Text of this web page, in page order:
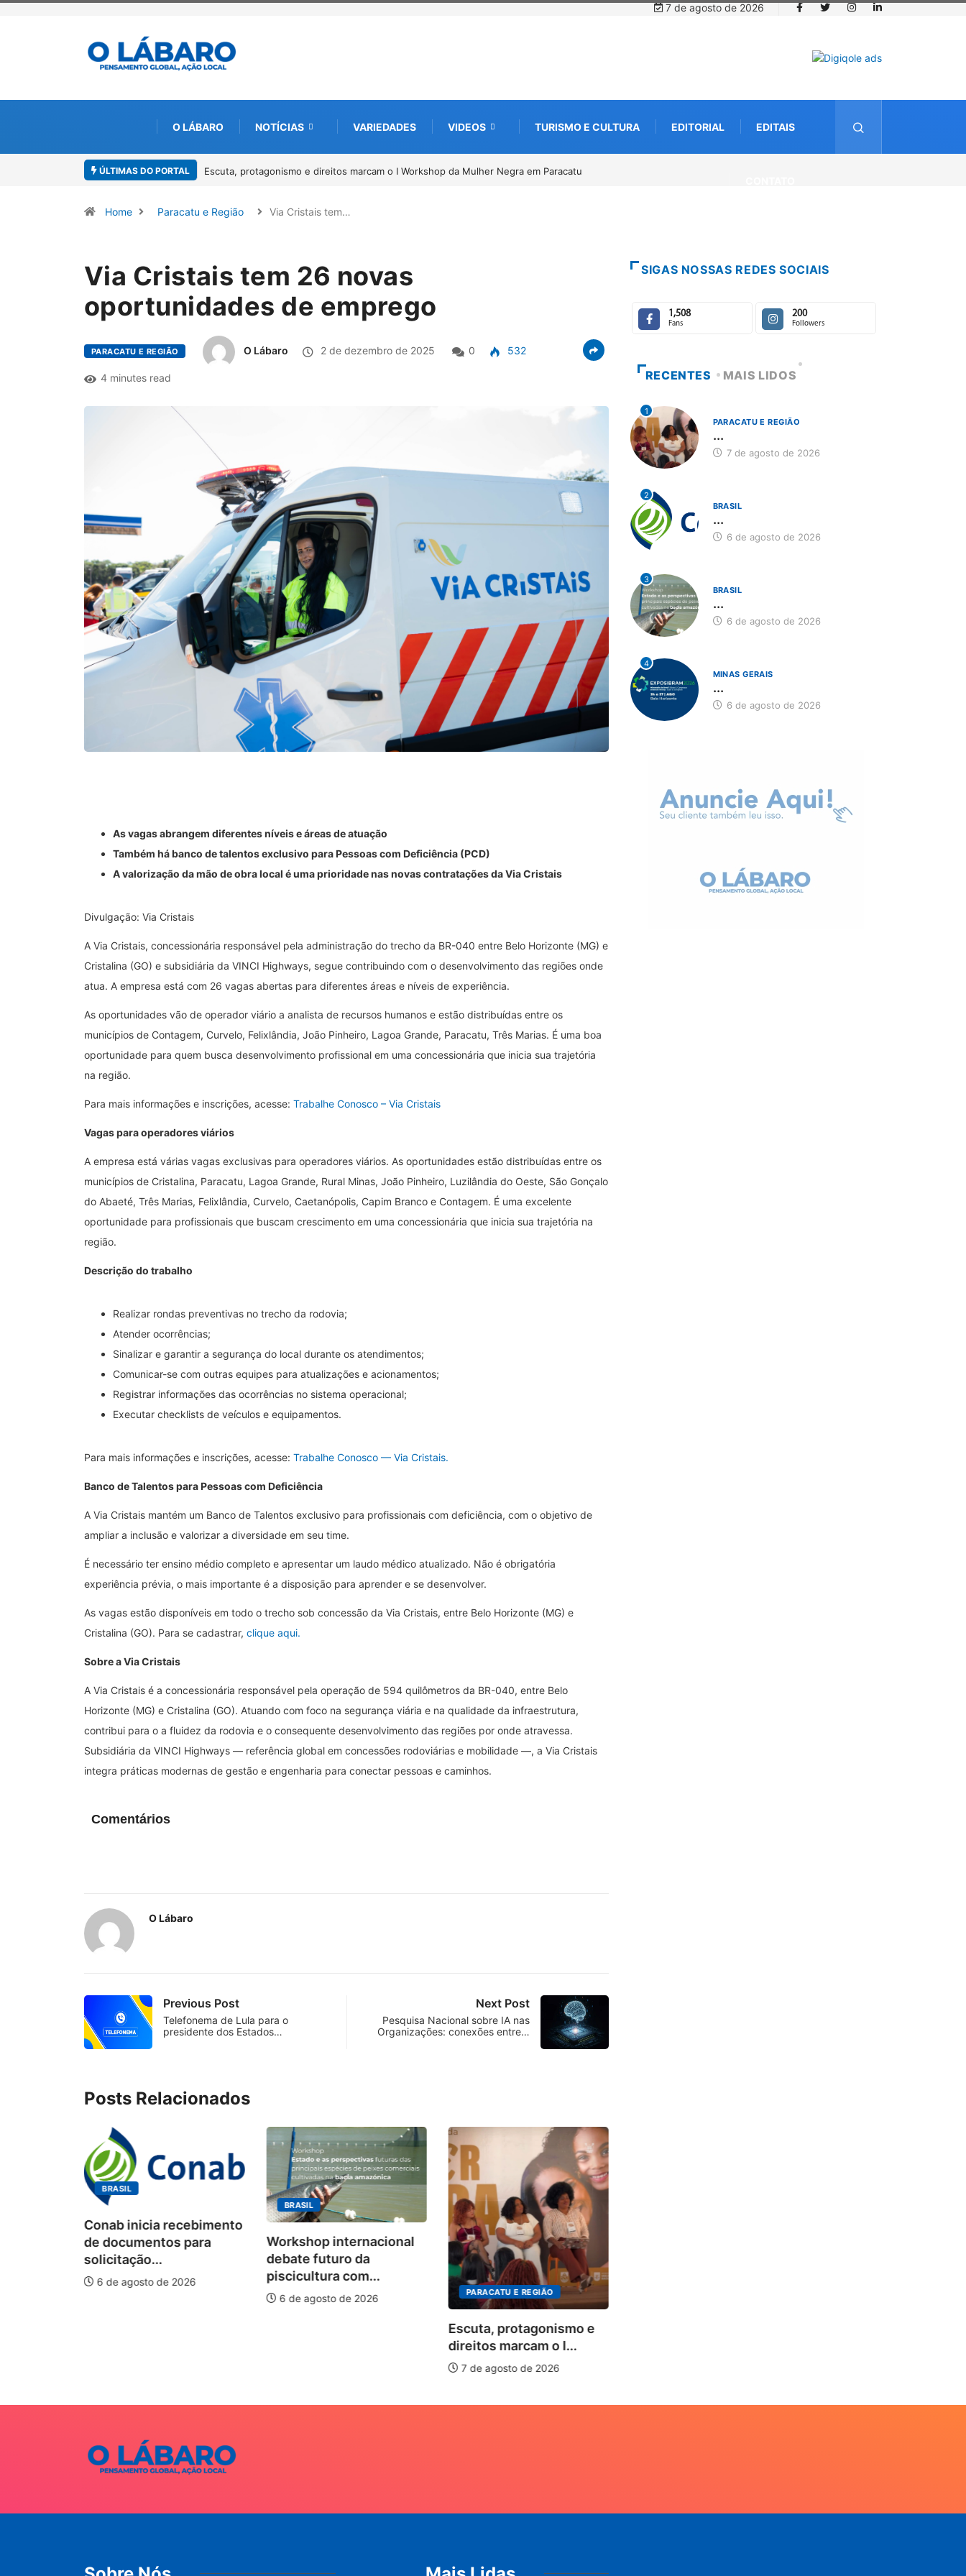
7 de agosto de 2026
O LÁBARO NOTÍCIAS VARIEDADES VIDEOS TURISMO E CULTURA EDITORIAL EDITAIS
ÚLTIMAS DO PORTAL Conab inicia recebimento de documentos para solicitação do benefício do PSA Pirarucu
Home Paracatu e Região Via Cristais tem…
Via Cristais tem 26 novas
oportunidades de emprego
PARACATU E REGIÃO O Lábaro 2 de dezembro de 2025 0 532
4 minutes read
As vagas abrangem diferentes níveis e áreas de atuação
Também há banco de talentos exclusivo para Pessoas com Deficiência (PCD)
A valorização da mão de obra local é uma prioridade nas novas contratações da Via Cristais
Divulgação: Via Cristais
A Via Cristais, concessionária responsável pela administração do trecho da BR-040 entre Belo Horizonte (MG) e
Cristalina (GO) e subsidiária da VINCI Highways, segue contribuindo com o desenvolvimento das regiões onde
atua. A empresa está com 26 vagas abertas para diferentes áreas e níveis de experiência.
As oportunidades vão de operador viário a analista de recursos humanos e estão distribuídas entre os
municípios de Contagem, Curvelo, Felixlândia, João Pinheiro, Lagoa Grande, Paracatu, Três Marias. É uma boa
oportunidade para quem busca desenvolvimento profissional em uma concessionária que inicia sua trajetória
na região.
Para mais informações e inscrições, acesse: Trabalhe Conosco – Via Cristais
Vagas para operadores viários
A empresa está várias vagas exclusivas para operadores viários. As oportunidades estão distribuídas entre os
municípios de Cristalina, Paracatu, Lagoa Grande, Rural Minas, João Pinheiro, Luzilândia do Oeste, São Gonçalo
do Abaeté, Três Marias, Felixlândia, Curvelo, Caetanópolis, Capim Branco e Contagem. É uma excelente
oportunidade para profissionais que buscam crescimento em uma concessionária que inicia sua trajetória na
região.
Descrição do trabalho
Realizar rondas preventivas no trecho da rodovia;
Atender ocorrências;
Sinalizar e garantir a segurança do local durante os atendimentos;
Comunicar-se com outras equipes para atualizações e acionamentos;
Registrar informações das ocorrências no sistema operacional;
Executar checklists de veículos e equipamentos.
Para mais informações e inscrições, acesse: Trabalhe Conosco — Via Cristais.
Banco de Talentos para Pessoas com Deficiência
A Via Cristais mantém um Banco de Talentos exclusivo para profissionais com deficiência, com o objetivo de
ampliar a inclusão e valorizar a diversidade em seu time.
É necessário ter ensino médio completo e apresentar um laudo médico atualizado. Não é obrigatória
experiência prévia, o mais importante é a disposição para aprender e se desenvolver.
As vagas estão disponíveis em todo o trecho sob concessão da Via Cristais, entre Belo Horizonte (MG) e
Cristalina (GO). Para se cadastrar, clique aqui.
Sobre a Via Cristais
A Via Cristais é a concessionária responsável pela operação de 594 quilômetros da BR-040, entre Belo
Horizonte (MG) e Cristalina (GO). Atuando com foco na segurança viária e na qualidade da infraestrutura,
contribui para o a fluidez da rodovia e o consequente desenvolvimento das regiões por onde atravessa.
Subsidiária da VINCI Highways — referência global em concessões rodoviárias e mobilidade —, a Via Cristais
integra práticas modernas de gestão e engenharia para conectar pessoas e caminhos.
Comentários
O Lábaro
Previous Post
Telefonema de Lula para o
presidente dos Estados…
Next Post
Pesquisa Nacional sobre IA nas
Organizações: conexões entre…
Posts Relacionados
BRASIL
Conab inicia recebimento
de documentos para
solicitação...
6 de agosto de 2026
BRASIL
Workshop internacional
debate futuro da
piscicultura com...
6 de agosto de 2026
PARACATU E REGIÃO
Escuta, protagonismo e
direitos marcam o I...
7 de agosto de 2026
SIGAS NOSSAS REDES SOCIAIS
1,508
Fans
200
Followers
RECENTES MAIS LIDOS
1
PARACATU E REGIÃO
...
7 de agosto de 2026
2
BRASIL
...
6 de agosto de 2026
3
BRASIL
...
6 de agosto de 2026
4
MINAS GERAIS
...
6 de agosto de 2026